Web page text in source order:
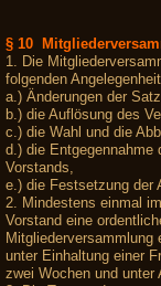
§ 10
1. Die
folgenden
a.) Änderungen der
b.) die Auflösung des
c.) die Wahl und die
d.) die Entgegennahme
Vorstands,
e.) die Festsetzung der
2. Mindestens einmal
Vorstand eine
unter Einhaltung einer
zwei Wochen und unter